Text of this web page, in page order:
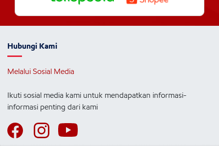
Hubungi Kami
Melalui Sosial Media
Ikuti sosial media kami untuk mendapatkan informasi-
informasi penting dari kami